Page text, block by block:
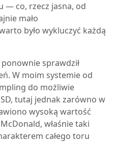
— co, rzecz jasna, od
mało
było wykluczyć każdą
sprawdził
W moim systemie od
do możliwie
tutaj jednak zarówno w
wysoką wartość
właśnie taki
całego toru